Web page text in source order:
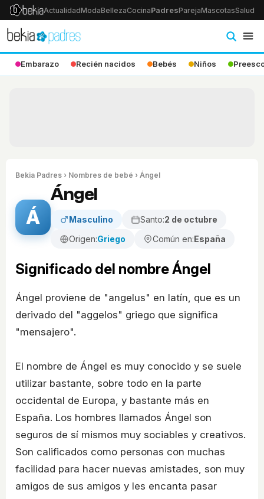
ActualidadModaBellezaCocinaPadresParejaMascotasSalud
Embarazo Recién nacidos Bebés Niños
Bekia Padres › Nombres de bebé › Ángel
Á
Ángel
Masculino Santo:2 de octubre
Origen:Griego Común en:España
Significado del nombre Ángel
Ángel proviene de "angelus" en latín, que es un
derivado del "aggelos" griego que significa
"mensajero".
El nombre de Ángel es muy conocido y se suele
utilizar bastante, sobre todo en la parte
occidental de Europa, y bastante más en
España. Los hombres llamados Ángel son
seguros de sí mismos muy sociables y creativos.
Son calificados como personas con muchas
facilidad para hacer nuevas amistades, son muy
amigos de sus amigos y les encanta pasar